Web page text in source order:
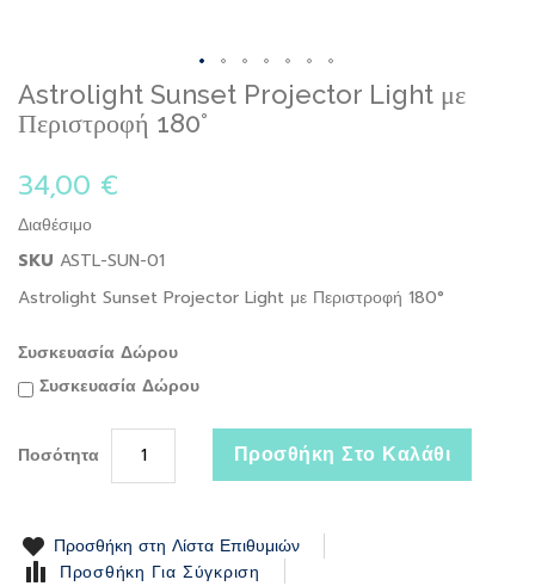
Astrolight Sunset Projector Light με
Περιστροφή 180°
34,00 €
Διαθέσιμο
SKU ASTL-SUN-01
Astrolight Sunset Projector Light με Περιστροφή 180°
Συσκευασία Δώρου
Συσκευασία Δώρου
Ποσότητα Προσθήκη Στο Καλάθι
Προσθήκη στη Λίστα Επιθυμιών
Προσθήκη Για Σύγκριση
Skip
to
the
of
images
gallery